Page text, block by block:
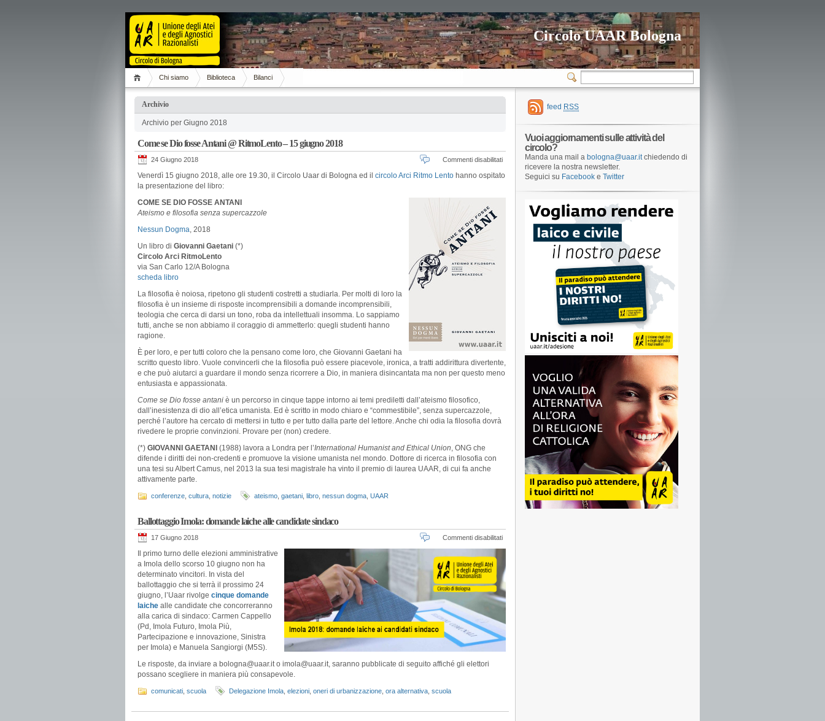
Circolo UAAR Bologna
Chi siamo Biblioteca Bilanci
Archivio
Archivio per Giugno 2018
Come se Dio fosse Antani @ RitmoLento – 15 giugno 2018
24 Giugno 2018 Commenti disabilitati
Come
Antani
RitmoLento
Venerdì 15 giugno 2018, alle ore 19.30, il Circolo Uaar di Bologna ed il circolo Arci Ritmo Lento hanno ospitato
la presentazione del libro:
COME SE DIO FOSSE ANTANI
Ateismo e filosofia senza supercazzole
Nessun Dogma, 2018
Un libro di Giovanni Gaetani (*)
Circolo Arci RitmoLento
via San Carlo 12/A Bologna
scheda libro
La filosofia è noiosa, ripetono gli studenti costretti a studiarla. Per molti di loro la
filosofia è un insieme di risposte incomprensibili a domande incomprensibili,
teologia che cerca di darsi un tono, roba da intellettuali insomma. Lo sappiamo
tutti, anche se non abbiamo il coraggio di ammetterlo: quegli studenti hanno
ragione.
È per loro, e per tutti coloro che la pensano come loro, che Giovanni Gaetani ha
scritto questo libro. Vuole convincerli che la filosofia può essere piacevole, ironica, a tratti addirittura divertente,
e che può aiutarci a guardare il mondo senza ricorrere a Dio, in maniera disincantata ma non per questo meno
entusiasta e appassionata.
Come se Dio fosse antani è un percorso in cinque tappe intorno ai temi prediletti dal­l’ateismo filosofico,
dall’inesistenza di dio all’etica umanista. Ed è scritto in modo chiaro e “commestibile”, senza supercazzole,
perché l’autore ha cercato di mettersi in tutto e per tutto dalla parte del lettore. Anche chi odia la filosofia dovrà
rivedere le proprie convinzioni. Provare per (non) credere.
(*) GIOVANNI GAETANI (1988) lavora a Londra per l’International Humanist and Ethical Union, ONG che
difende i diritti dei non-credenti e promuove la visione umanista nel mondo. Dottore di ricerca in filosofia con
una tesi su Albert Camus, nel 2013 la sua tesi magistrale ha vinto il premio di laurea UAAR, di cui fa anche
attivamente parte.
conferenze cultura notizie ateismo gaetani libro nessun dogma UAAR
Ballottaggio Imola: domande laiche alle candidate sindaco
17 Giugno 2018 Commenti disabilitati
Il primo turno delle elezioni amministrative
a Imola dello scorso 10 giugno non ha
determinato vincitori. In vista del
ballottaggio che si terrà il prossimo 24
giugno, l’Uaar rivolge cinque domande
laiche alle candidate che concorreranno
alla carica di sindaco: Carmen Cappello
(Pd, Imola Futuro, Imola Più,
Partecipazione e innovazione, Sinistra
per Imola) e Manuela Sangiorgi (M5S).
Le risposte, da inviare a bologna@uaar.it o imola@uaar.it, saranno pubblicate di seguito affiché gli elettori
possano scegliere in maniera più consapevole.
comunicati scuola Delegazione Imola elezioni oneri di urbanizzazione ora alternativa scuola
feed RSS
Vuoi aggiornamenti sulle attività del
circolo?
Manda una mail a bologna@uaar.itchiedendo di
ricevere la nostra newsletter.
Seguici su Facebook e Twitter